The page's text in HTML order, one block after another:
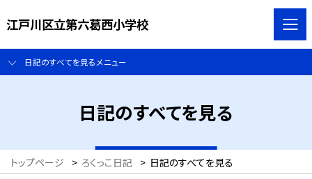
江戸川区立第六葛西小学校
日記のすべてを見るメニュー
日記のすべてを見る
トップページ > ろくっこ日記 > 日記のすべてを見る